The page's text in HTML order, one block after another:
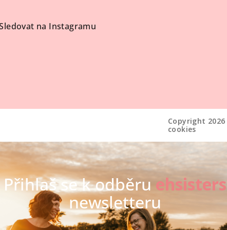
na Instagramu
Copyright 2026
cookies
Přihlaš se k odběruehsisters
newsletteru